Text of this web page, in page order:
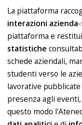
La piattaforma
interazioni azienda-
piattaforma e
statistiche
schede aziendali,
studenti verso le
lavorative
presenza agli
questo modo